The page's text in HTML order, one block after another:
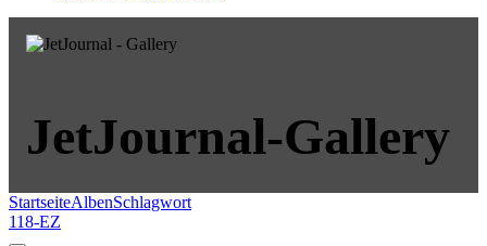
JetJournal-Gallery
StartseiteAlbenSchlagwort
118-EZ